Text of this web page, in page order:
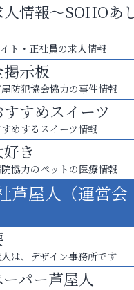
戸の新店舗PRやリニューア
にご相談ください。
（ワイスパイラ
情報～SOHOあ
ト・正社員の求人情報
示板
防犯協会協力の事件情報
すめスイーツ
めするスイーツ情報
き
協力のペットの医療情報
芦屋人（運営会
は、デザイン事務所です
パー芦屋人